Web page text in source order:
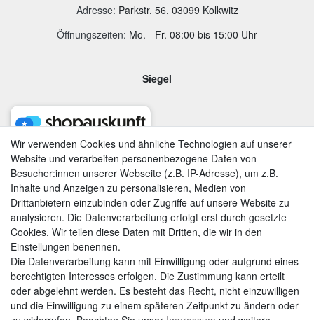
Adresse: Parkstr. 56, 03099 Kolkwitz
Öffnungszeiten: Mo. - Fr. 08:00 bis 15:00 Uhr
Siegel
AGB|Widerrufsrecht|Datenschutzerklärung|Impressum
Wir verwenden Cookies und ähnliche Technologien auf unserer
Website und verarbeiten personenbezogene Daten von
Besucher:innen unserer Webseite (z.B. IP-Adresse), um z.B.
Inhalte und Anzeigen zu personalisieren, Medien von
Drittanbietern einzubinden oder Zugriffe auf unsere Website zu
analysieren. Die Datenverarbeitung erfolgt erst durch gesetzte
Cookies. Wir teilen diese Daten mit Dritten, die wir in den
Einstellungen benennen.
Die Datenverarbeitung kann mit Einwilligung oder aufgrund eines
berechtigten Interesses erfolgen. Die Zustimmung kann erteilt
oder abgelehnt werden. Es besteht das Recht, nicht einzuwilligen
und die Einwilligung zu einem späteren Zeitpunkt zu ändern oder